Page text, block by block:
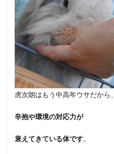
虎次朗はもう中高年ウサだから、
辛抱や環境の対応力が
衰えてきている体です。